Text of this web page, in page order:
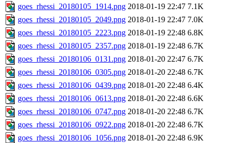
goes_rhessi_20180105_1914.png 2018-01-19 22:47 7.1K
goes_rhessi_20180105_2049.png 2018-01-19 22:47 7.0K
goes_rhessi_20180105_2223.png 2018-01-19 22:48 6.8K
goes_rhessi_20180105_2357.png 2018-01-19 22:48 6.7K
goes_rhessi_20180106_0131.png 2018-01-20 22:47 6.7K
goes_rhessi_20180106_0305.png 2018-01-20 22:48 6.7K
goes_rhessi_20180106_0439.png 2018-01-20 22:48 6.4K
goes_rhessi_20180106_0613.png 2018-01-20 22:48 6.6K
goes_rhessi_20180106_0747.png 2018-01-20 22:48 6.7K
goes_rhessi_20180106_0922.png 2018-01-20 22:48 6.7K
goes_rhessi_20180106_1056.png 2018-01-20 22:48 6.9K